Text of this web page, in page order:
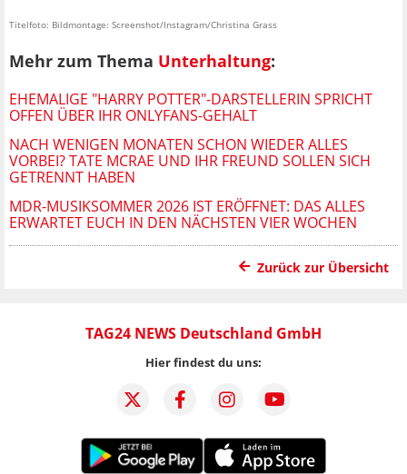
Titelfoto: Bildmontage: Screenshot/Instagram/Christina Grass
Mehr zum Thema Unterhaltung:
EHEMALIGE "HARRY POTTER"-DARSTELLERIN SPRICHT
OFFEN ÜBER IHR ONLYFANS-GEHALT
NACH WENIGEN MONATEN SCHON WIEDER ALLES
VORBEI? TATE MCRAE UND IHR FREUND SOLLEN SICH
GETRENNT HABEN
MDR-MUSIKSOMMER 2026 IST ERÖFFNET: DAS ALLES
ERWARTET EUCH IN DEN NÄCHSTEN VIER WOCHEN
Zurück zur Übersicht
TAG24 NEWS Deutschland GmbH
Hier findest du uns: